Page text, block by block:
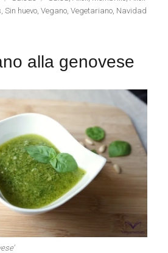
,Sin huevo,Vegano,Vegetariano, Navidad
alla genovese